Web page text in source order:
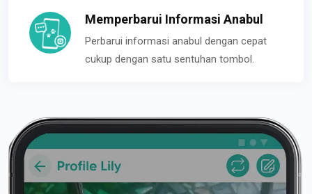
Memperbarui Informasi Anabul
Perbarui informasi anabul dengan cepat
cukup dengan satu sentuhan tombol.